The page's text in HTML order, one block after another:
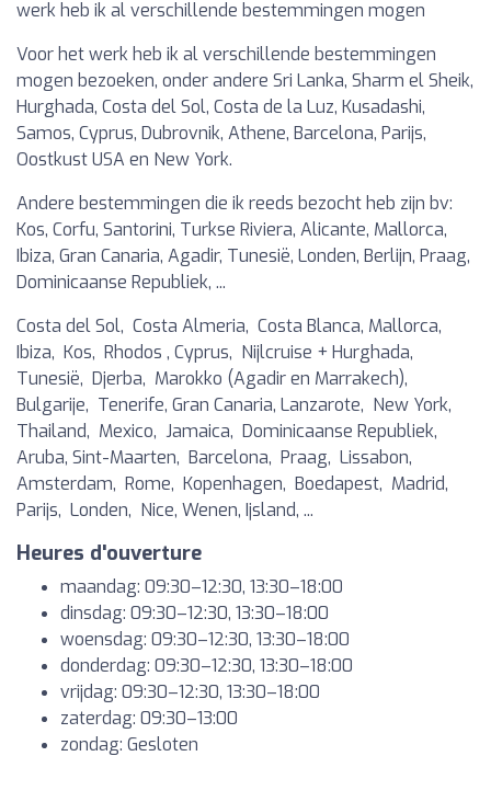
werk heb ik al verschillende bestemmingen mogen
Voor het werk heb ik al verschillende bestemmingen
mogen bezoeken, onder andere Sri Lanka, Sharm el Sheik,
Hurghada, Costa del Sol, Costa de la Luz, Kusadashi,
Samos, Cyprus, Dubrovnik, Athene, Barcelona, Parijs,
Oostkust USA en New York.
Andere bestemmingen die ik reeds bezocht heb zijn bv:
Kos, Corfu, Santorini, Turkse Riviera, Alicante, Mallorca,
Ibiza, Gran Canaria, Agadir, Tunesië, Londen, Berlijn, Praag,
Dominicaanse Republiek, ...
Costa del Sol, Costa Almeria, Costa Blanca, Mallorca,
Ibiza, Kos, Rhodos , Cyprus, Nijlcruise + Hurghada,
Tunesië, Djerba, Marokko (Agadir en Marrakech),
Bulgarije, Tenerife, Gran Canaria, Lanzarote, New York,
Thailand, Mexico, Jamaica, Dominicaanse Republiek,
Aruba, Sint-Maarten, Barcelona, Praag, Lissabon,
Amsterdam, Rome, Kopenhagen, Boedapest, Madrid,
Parijs, Londen, Nice, Wenen, Ijsland, ...
Heures d'ouverture
maandag: 09:30–12:30, 13:30–18:00
dinsdag: 09:30–12:30, 13:30–18:00
woensdag: 09:30–12:30, 13:30–18:00
donderdag: 09:30–12:30, 13:30–18:00
vrijdag: 09:30–12:30, 13:30–18:00
zaterdag: 09:30–13:00
zondag: Gesloten